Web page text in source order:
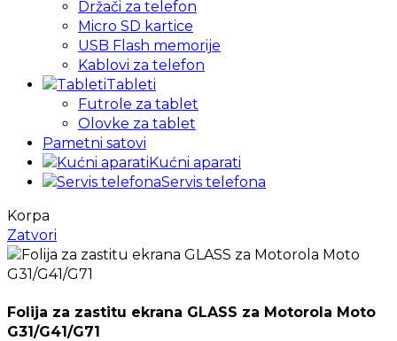
Držači za telefon
Micro SD kartice
USB Flash memorije
Kablovi za telefon
Tableti
Futrole za tablet
Olovke za tablet
Pametni satovi
Kućni aparati
Servis telefona
Korpa
Zatvori
Folija za zastitu ekrana GLASS za Motorola Moto
G31/G41/G71